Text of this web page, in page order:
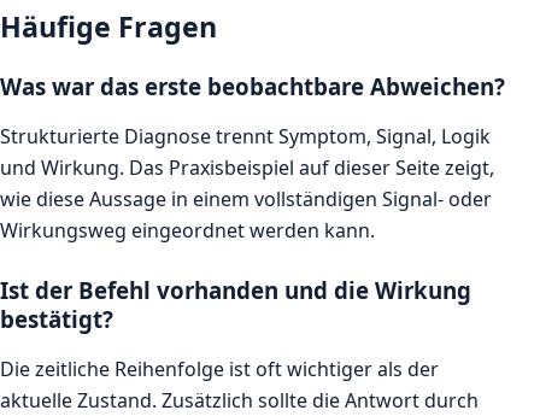
Häufige Fragen
Was war das erste beobachtbare Abweichen?
Strukturierte Diagnose trennt Symptom, Signal, Logik
und Wirkung. Das Praxisbeispiel auf dieser Seite zeigt,
wie diese Aussage in einem vollständigen Signal- oder
Wirkungsweg eingeordnet werden kann.
Ist der Befehl vorhanden und die Wirkung
bestätigt?
Die zeitliche Reihenfolge ist oft wichtiger als der
aktuelle Zustand. Zusätzlich sollte die Antwort durch